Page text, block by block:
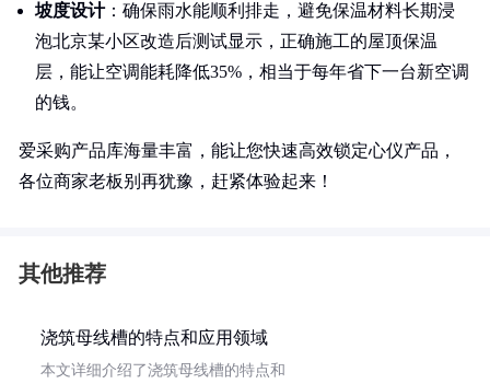
坡度设计：确保雨水能顺利排走，避免保温材料长期浸
泡北京某小区改造后测试显示，正确施工的屋顶保温
层，能让空调能耗降低35%，相当于每年省下一台新空调
的钱。
爱采购产品库海量丰富，能让您快速高效锁定心仪产品，
各位商家老板别再犹豫，赶紧体验起来！
其他推荐
浇筑母线槽的特点和应用领域
本文详细介绍了浇筑母线槽的特点和